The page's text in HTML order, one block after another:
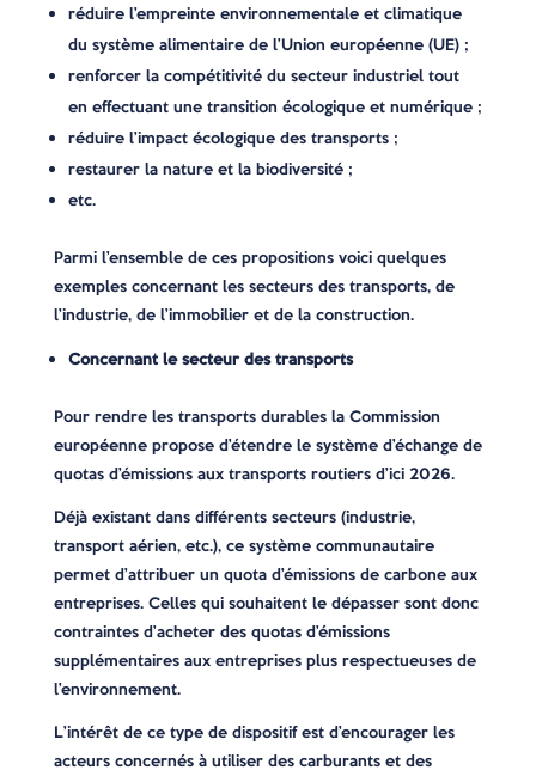
réduire l’empreinte environnementale et climatique
du système alimentaire de l’Union européenne (UE) ;
renforcer la compétitivité du secteur industriel tout
en effectuant une transition écologique et numérique ;
réduire l’impact écologique des transports ;
restaurer la nature et la biodiversité ;
etc.
Parmi l’ensemble de ces propositions voici quelques
exemples concernant les secteurs des transports, de
l’industrie, de l’immobilier et de la construction.
Concernant le secteur des transports
Pour rendre les transports durables la Commission
européenne propose d’étendre le système d’échange de
quotas d’émissions aux transports routiers d’ici 2026.
Déjà existant dans différents secteurs (industrie,
transport aérien, etc.), ce système communautaire
permet d’attribuer un quota d’émissions de carbone aux
entreprises. Celles qui souhaitent le dépasser sont donc
contraintes d’acheter des quotas d’émissions
supplémentaires aux entreprises plus respectueuses de
l’environnement.
L’intérêt de ce type de dispositif est d’encourager les
acteurs concernés à utiliser des carburants et des